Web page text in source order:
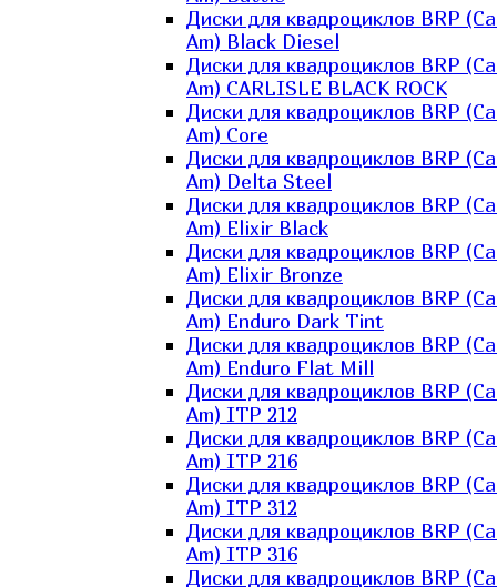
Диски для квадроциклов BRP
Am) Black Diesel
Диски для квадроциклов BRP
Am) CARLISLE BLACK ROCK
Диски для квадроциклов BRP
Am) Core
Диски для квадроциклов BRP
Am) Delta Steel
Диски для квадроциклов BRP
Am) Elixir Black
Диски для квадроциклов BRP
Am) Elixir Bronze
Диски для квадроциклов BRP
Am) Enduro Dark Tint
Диски для квадроциклов BRP
Am) Enduro Flat Mill
Диски для квадроциклов BRP
Am) ITP 212
Диски для квадроциклов BRP
Am) ITP 216
Диски для квадроциклов BRP
Am) ITP 312
Диски для квадроциклов BRP
Am) ITP 316
Диски для квадроциклов BRP